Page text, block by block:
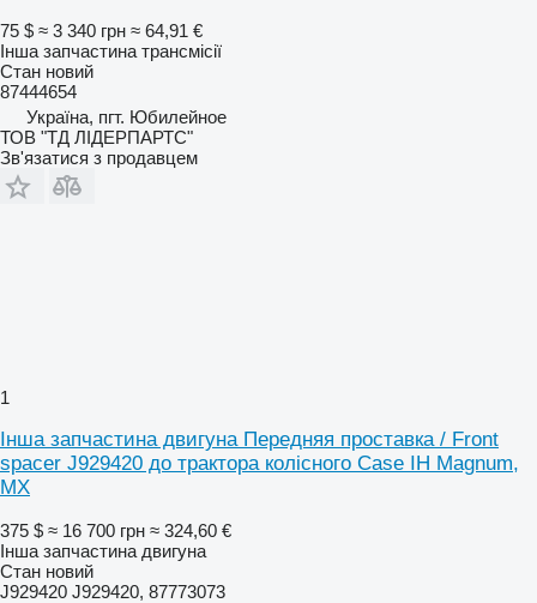
75 $ ≈ 3 340 грн ≈ 64,91 €
Інша запчастина трансмісії
Стан новий
87444654
Україна, пгт. Юбилейное
ТОВ "ТД ЛІДЕРПАРТС"
Зв'язатися з продавцем
1
Інша запчастина двигуна Передняя проставка / Front
spacer J929420 до трактора колісного Case IH Magnum,
MX
375 $ ≈ 16 700 грн ≈ 324,60 €
Інша запчастина двигуна
Стан новий
J929420 J929420, 87773073